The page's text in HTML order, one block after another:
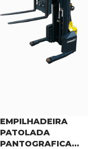
EMPILHADEIRA
PATOLADA
PANTOGRAFICA